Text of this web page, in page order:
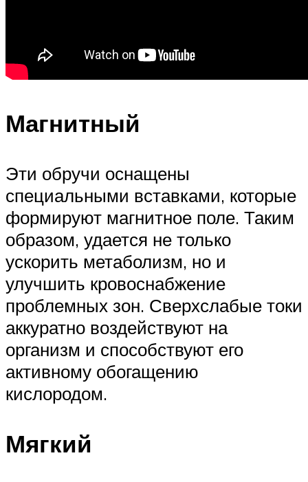
Магнитный
Эти обручи оснащены
специальными вставками, которые
формируют магнитное поле. Таким
образом, удается не только
ускорить метаболизм, но и
улучшить кровоснабжение
проблемных зон. Сверхслабые токи
аккуратно воздействуют на
организм и способствуют его
активному обогащению
кислородом.
Мягкий